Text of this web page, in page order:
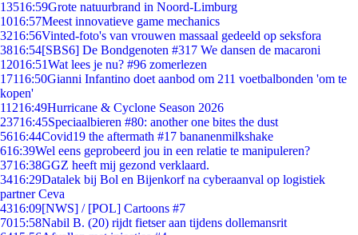
13516:59Grote natuurbrand in Noord-Limburg
1016:57Meest innovatieve game mechanics
3216:56Vinted-foto's van vrouwen massaal gedeeld op seksfora
3816:54[SBS6] De Bondgenoten #317 We dansen de macaroni
12016:51Wat lees je nu? #96 zomerlezen
17116:50Gianni Infantino doet aanbod om 211 voetbalbonden 'om te
kopen'
11216:49Hurricane & Cyclone Season 2026
23716:45Speciaalbieren #80: another one bites the dust
5616:44Covid19 the aftermath #17 bananenmilkshake
616:39Wel eens geprobeerd jou in een relatie te manipuleren?
3716:38GGZ heeft mij gezond verklaard.
3416:29Datalek bij Bol en Bijenkorf na cyberaanval op logistiek
partner Ceva
4316:09[NWS] / [POL] Cartoons #7
7015:58Nabil B. (20) rijdt fietser aan tijdens dollemansrit